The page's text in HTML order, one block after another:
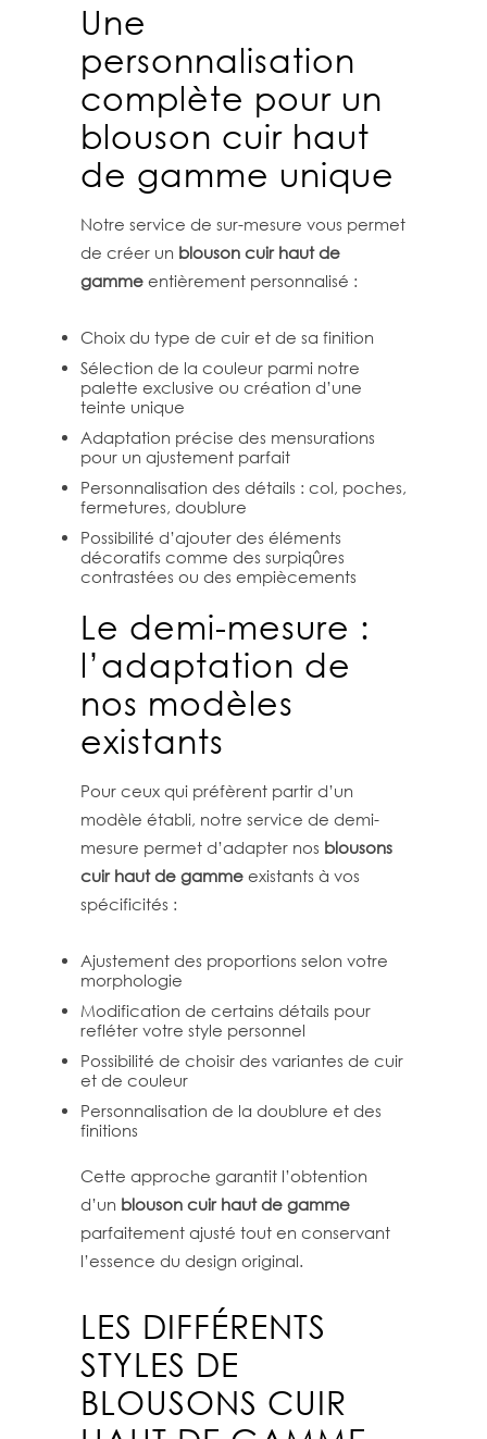
Une
personnalisation
complète pour un
blouson cuir haut
de gamme unique
Notre service de sur-mesure vous permet
de créer un blouson cuir haut de
gamme entièrement personnalisé :
Choix du type de cuir et de sa finition
Sélection de la couleur parmi notre
palette exclusive ou création d’une
teinte unique
Adaptation précise des mensurations
pour un ajustement parfait
Personnalisation des détails : col, poches,
fermetures, doublure
Possibilité d’ajouter des éléments
décoratifs comme des surpiqûres
contrastées ou des empiècements
Le demi-mesure :
l’adaptation de
nos modèles
existants
Pour ceux qui préfèrent partir d’un
modèle établi, notre service de demi-
mesure permet d’adapter nos blousons
cuir haut de gamme existants à vos
spécificités :
Ajustement des proportions selon votre
morphologie
Modification de certains détails pour
refléter votre style personnel
Possibilité de choisir des variantes de cuir
et de couleur
Personnalisation de la doublure et des
finitions
Cette approche garantit l’obtention
d’un blouson cuir haut de gamme
parfaitement ajusté tout en conservant
l’essence du design original.
LES DIFFÉRENTS
STYLES DE
BLOUSONS CUIR